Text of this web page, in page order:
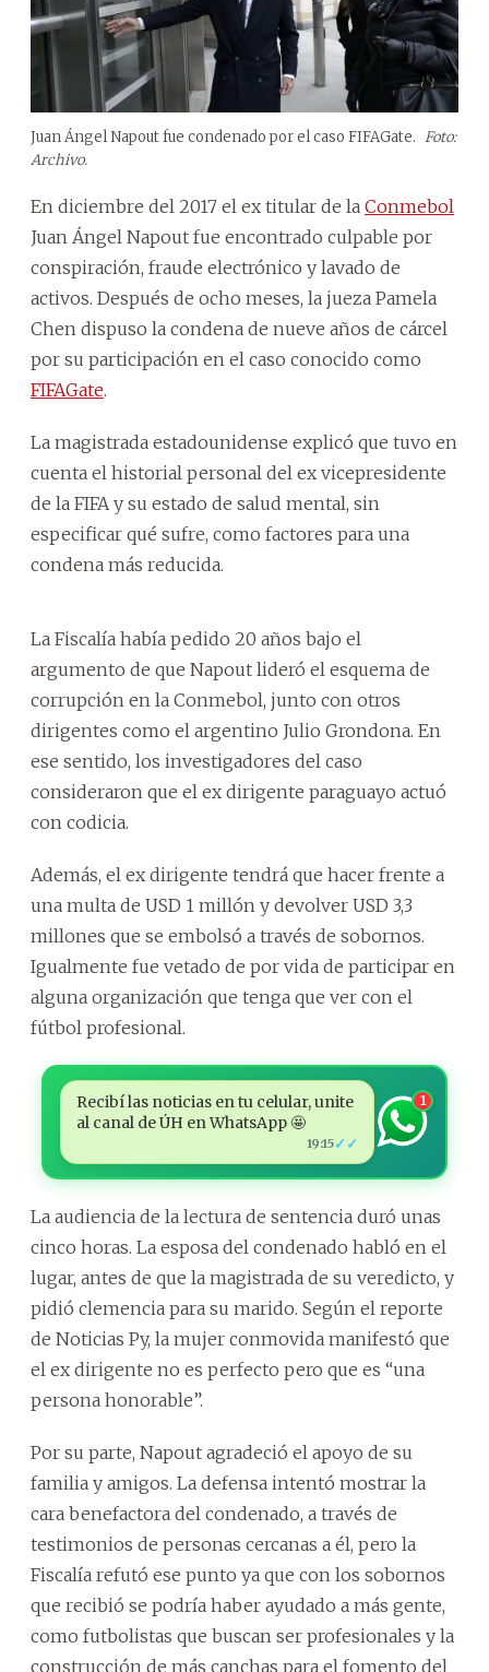
Juan Ángel Napout fue condenado por el caso FIFAGate. Foto:
Archivo.
En diciembre del 2017 el ex titular de la Conmebol
Juan Ángel Napout fue encontrado culpable por
conspiración, fraude electrónico y lavado de
activos. Después de ocho meses, la jueza Pamela
Chen dispuso la condena de nueve años de cárcel
por su participación en el caso conocido como
FIFAGate.
La magistrada estadounidense explicó que tuvo en
cuenta el historial personal del ex vicepresidente
de la FIFA y su estado de salud mental, sin
especificar qué sufre, como factores para una
condena más reducida.
La Fiscalía había pedido 20 años bajo el
argumento de que Napout lideró el esquema de
corrupción en la Conmebol, junto con otros
dirigentes como el argentino Julio Grondona. En
ese sentido, los investigadores del caso
consideraron que el ex dirigente paraguayo actuó
con codicia.
Además, el ex dirigente tendrá que hacer frente a
una multa de USD 1 millón y devolver USD 3,3
millones que se embolsó a través de sobornos.
Igualmente fue vetado de por vida de participar en
alguna organización que tenga que ver con el
fútbol profesional.
Recibí las noticias en tu celular, unite
al canal de ÚH en WhatsApp 🤩
19:15✓✓
1
La audiencia de la lectura de sentencia duró unas
cinco horas. La esposa del condenado habló en el
lugar, antes de que la magistrada de su veredicto, y
pidió clemencia para su marido. Según el reporte
de Noticias Py, la mujer conmovida manifestó que
el ex dirigente no es perfecto pero que es “una
persona honorable”.
Por su parte, Napout agradeció el apoyo de su
familia y amigos. La defensa intentó mostrar la
cara benefactora del condenado, a través de
testimonios de personas cercanas a él, pero la
Fiscalía refutó ese punto ya que con los sobornos
que recibió se podría haber ayudado a más gente,
como futbolistas que buscan ser profesionales y la
construcción de más canchas para el fomento del